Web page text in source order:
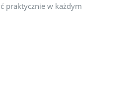
praktycznie w każdym